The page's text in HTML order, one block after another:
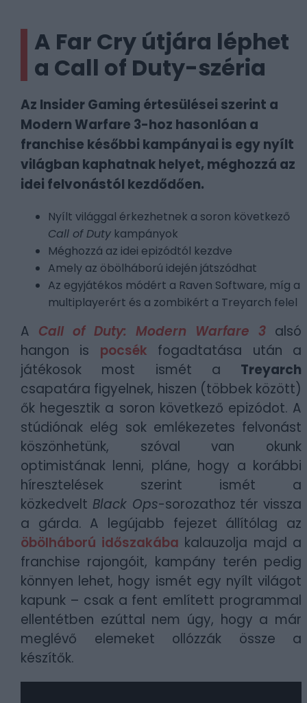
A Far Cry útjára léphet
a Call of Duty-széria
Az Insider Gaming értesülései szerint a
Modern Warfare 3-hoz hasonlóan a
franchise későbbi kampányai is egy nyílt
világban kaphatnak helyet, méghozzá az
idei felvonástól kezdődően.
Nyílt világgal érkezhetnek a soron következő
Call of Duty kampányok
Méghozzá az idei epizódtól kezdve
Amely az öbölháború idején játszódhat
Az egyjátékos módért a Raven Software, míg a
multiplayerért és a zombikért a Treyarch felel
A Call of Duty: Modern Warfare 3 alsó
hangon is pocsék fogadtatása után a
játékosok most ismét a Treyarch
csapatára figyelnek, hiszen (többek között)
ők hegesztik a soron következő epizódot. A
stúdiónak elég sok emlékezetes felvonást
köszönhetünk, szóval van okunk
optimistának lenni, pláne, hogy a korábbi
híresztelések szerint ismét a
közkedvelt Black Ops-sorozathoz tér vissza
a gárda. A legújabb fejezet állítólag az
öbölháború időszakába kalauzolja majd a
franchise rajongóit, kampány terén pedig
könnyen lehet, hogy ismét egy nyílt világot
kapunk – csak a fent említett programmal
ellentétben ezúttal nem úgy, hogy a már
meglévő elemeket ollózzák össze a
készítők.